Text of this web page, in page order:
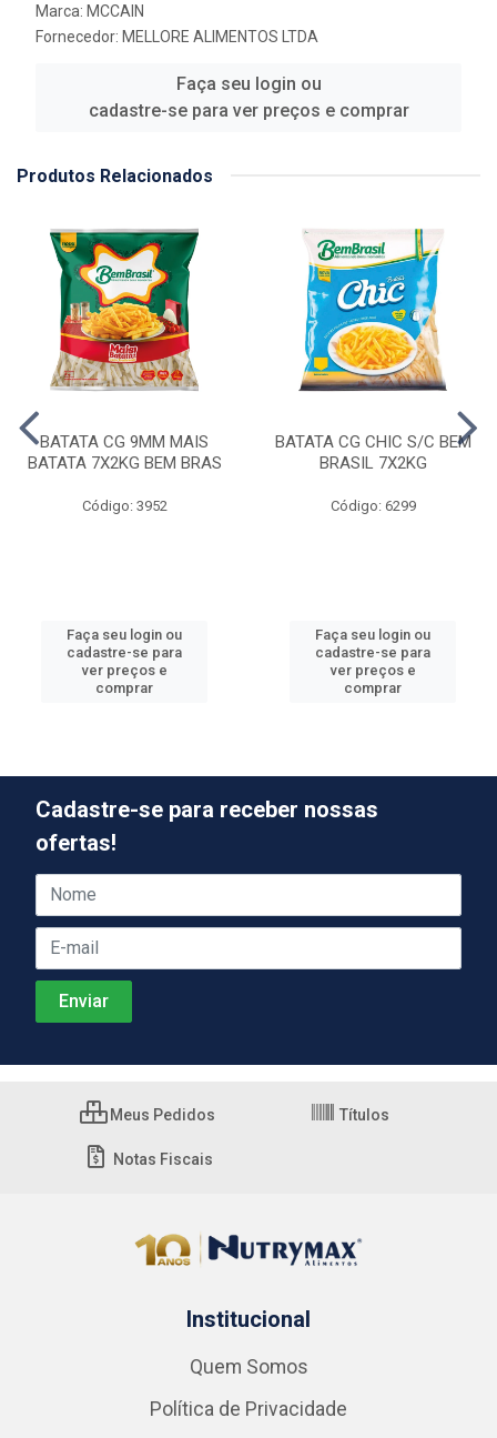
Marca: MCCAIN
Fornecedor: MELLORE ALIMENTOS LTDA
Faça seu login ou
cadastre-se para ver preços e comprar
Produtos Relacionados
BATATA CG 9MM MAIS
BATATA 7X2KG BEM BRAS
Código: 3952
Faça seu login ou
cadastre-se para
ver preços e
comprar
BATATA CG CHIC S/C BEM
BRASIL 7X2KG
Código: 6299
Faça seu login ou
cadastre-se para
ver preços e
comprar
Cadastre-se para receber nossas
ofertas!
Meus Pedidos Títulos
Notas Fiscais
Institucional
Quem Somos
Política de Privacidade